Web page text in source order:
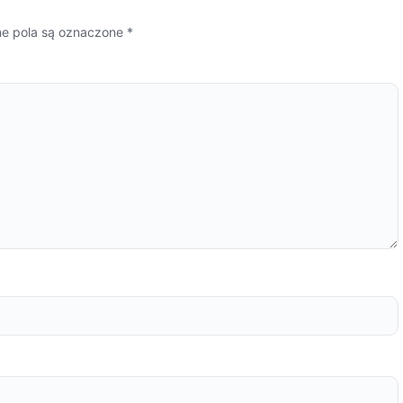
pola są oznaczone *